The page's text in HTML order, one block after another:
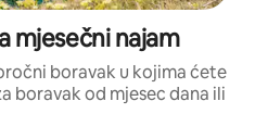
mjesečni najam
boravak u kojima ćete
boravak od mjesec dana ili